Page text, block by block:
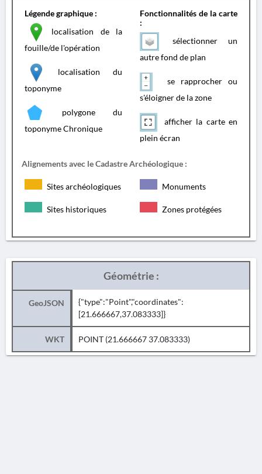
Légende graphique :
localisation de la
fouille/de l'opération
localisation du
toponyme
polygone du
toponyme Chronique
Fonctionnalités de la carte
:
sélectionner un
autre fond de plan
se rapprocher ou
s'éloigner de la zone
afficher la carte en
plein écran
Alignements avec le Cadastre Archéologique :
Sites archéologiques Monuments
Sites historiques Zones protégées
Géométrie :
GeoJSON
{"type":"Point","coordinates":
[21.666667,37.083333]}
WKT POINT (21.666667 37.083333)